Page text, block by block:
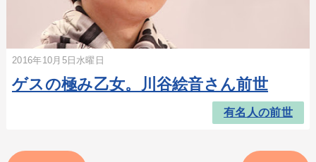
2016年10月5日水曜日
ゲスの極み乙女。川谷絵音さん前世
有名人の前世